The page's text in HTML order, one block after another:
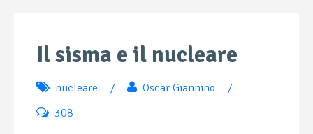
Il sisma e il nucleare
nucleare / Oscar Giannino
/
308